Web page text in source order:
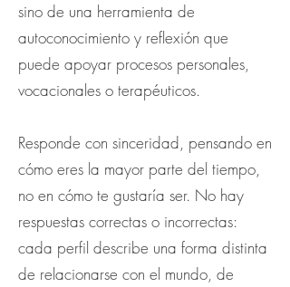
sino de una herramienta de
autoconocimiento y reflexión que
puede apoyar procesos personales,
vocacionales o terapéuticos.
Responde con sinceridad, pensando en
cómo eres la mayor parte del tiempo,
no en cómo te gustaría ser. No hay
respuestas correctas o incorrectas:
cada perfil describe una forma distinta
de relacionarse con el mundo, de